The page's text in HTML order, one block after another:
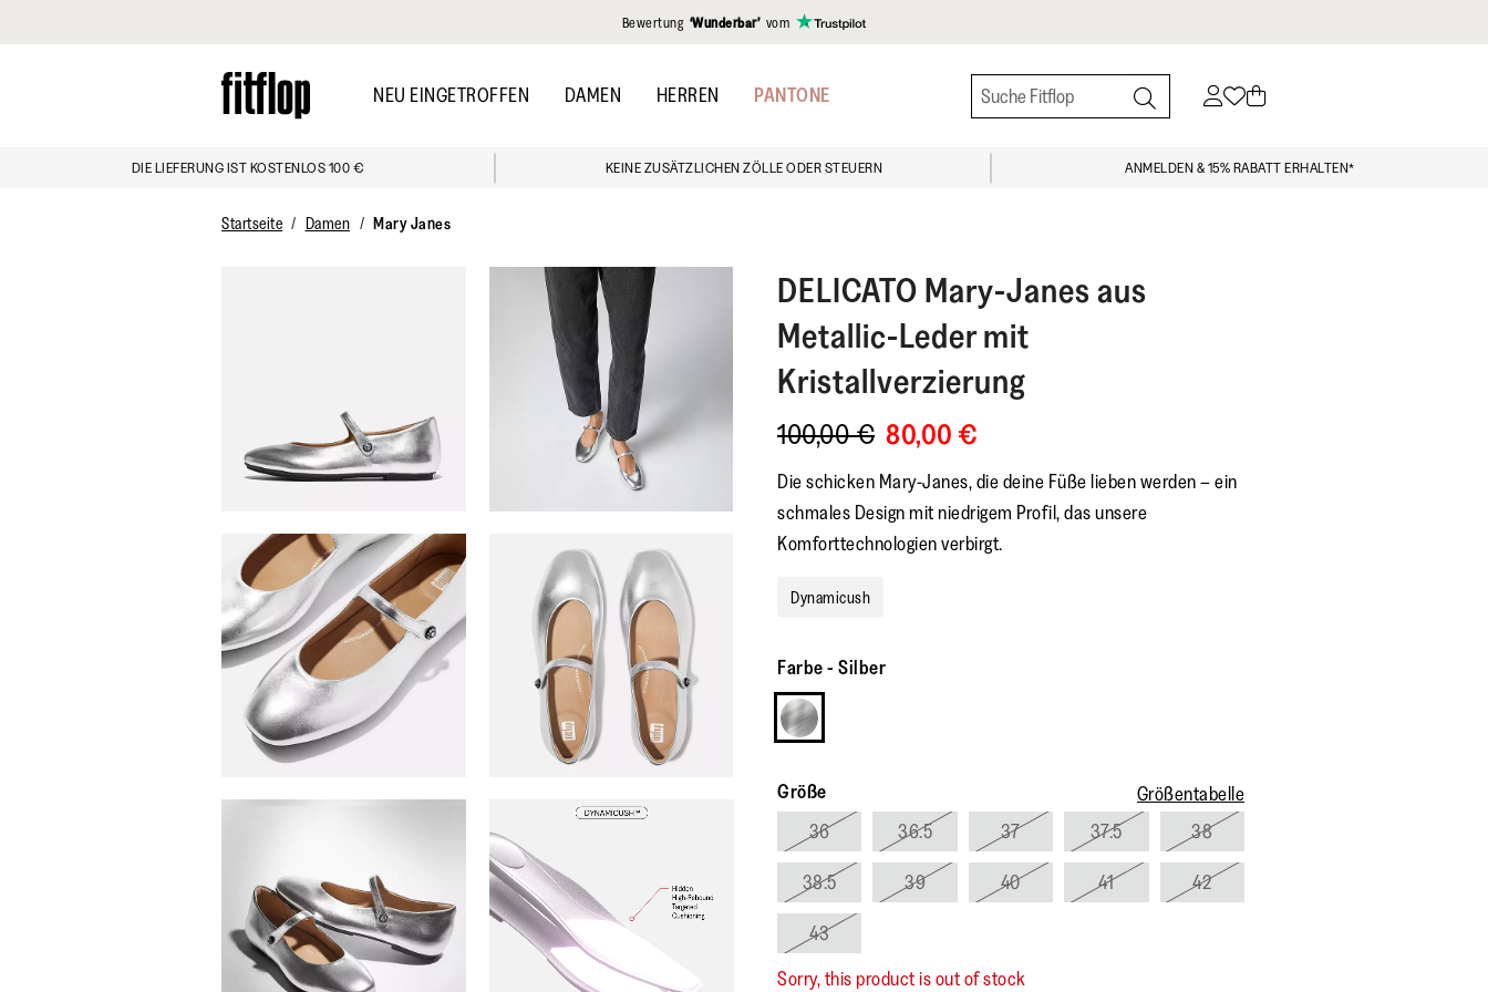
Bewertung ‘Wunderbar’ vom
to
main
NEU EINGETROFFEN DAMEN HERREN PANTONE
ENTDECKEN
DIE LIEFERUNG IST KOSTENLOS 100 € KEINE ZUSÄTZLICHEN ZÖLLE ODER STEUERN ANMELDEN & 15% RABATT ERHALTEN*
Startseite Damen Mary Janes
DELICATO Mary-Janes aus
Metallic-Leder mit
Kristallverzierung
100,00 € 80,00 €
Die schicken Mary-Janes, die deine Füße lieben werden – ein
schmales Design mit niedrigem Profil, das unsere
Komforttechnologien verbirgt.
Dynamicush
Farbe- Silber
Größe
Größentabelle
36
36.5 37 37.5 38
38.5 39 40 41 42
43
Sorry, this product is out of stock